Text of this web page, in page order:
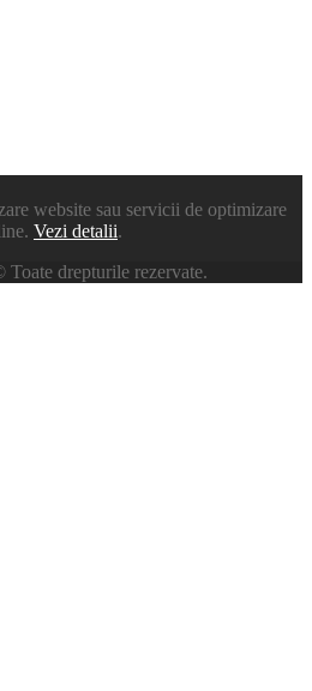
website sau servicii de optimizare
Vezi detalii.
drepturile rezervate.